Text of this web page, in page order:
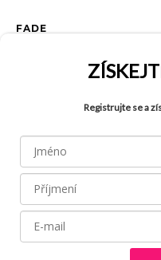
FADE
Blog
Registrujte se a